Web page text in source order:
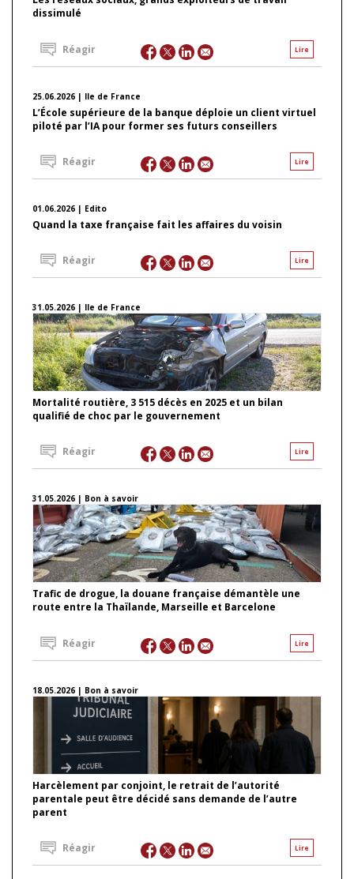
dissimulé
Lire
Réagir
25.06.2026 | Ile de France
L’École supérieure de la banque déploie un client virtuel
piloté par l’IA pour former ses futurs conseillers
Lire
Réagir
01.06.2026 | Edito
Quand la taxe française fait les affaires du voisin
Lire
Réagir
31.05.2026 | Ile de France
Mortalité routière, 3 515 décès en 2025 et un bilan
qualifié de choc par le gouvernement
Lire
Réagir
31.05.2026 | Bon à savoir
Trafic de drogue, la douane française démantèle une
route entre la Thaïlande, Marseille et Barcelone
Lire
Réagir
18.05.2026 | Bon à savoir
Harcèlement par conjoint, le retrait de l’autorité
parentale peut être décidé sans demande de l’autre
parent
Lire
Réagir